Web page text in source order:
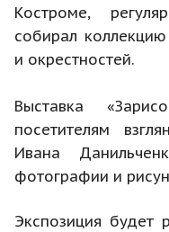
Костроме,
собирал
и окрестностей.
Выставка
посетителям
Ивана
фотографии и
Экспозиция будет